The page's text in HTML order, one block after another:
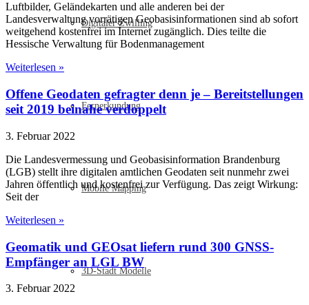
Digitaler Zwilling
Fernerkundung
Mobile Mapping
3D-Stadt Modelle
Luftbilder, Geländekarten und alle anderen bei der
Landesverwaltung vorrätigen Geobasisinformationen sind ab sofort
weitgehend kostenfrei im Internet zugänglich. Dies teilte die
Hessische Verwaltung für Bodenmanagement
Weiterlesen »
Offene Geodaten gefragter denn je – Bereitstellungen
seit 2019 beinahe verdoppelt
3. Februar 2022
Die Landesvermessung und Geobasisinformation Brandenburg
(LGB) stellt ihre digitalen amtlichen Geodaten seit nunmehr zwei
Jahren öffentlich und kostenfrei zur Verfügung. Das zeigt Wirkung:
Seit der
Weiterlesen »
Geomatik und GEOsat liefern rund 300 GNSS-
Empfänger an LGL BW
3. Februar 2022